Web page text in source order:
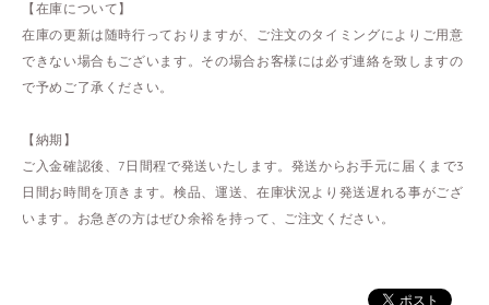
【在庫について】
在庫の更新は随時行っておりますが、ご注文のタイミングによりご用意
できない場合もございます。その場合お客様には必ず連絡を致しますの
で予めご了承ください。
【納期】
ご入金確認後、7日間程で発送いたします。発送からお手元に届くまで3
日間お時間を頂きます。検品、運送、在庫状況より発送遅れる事がござ
います。お急ぎの方はぜひ余裕を持って、ご注文ください。